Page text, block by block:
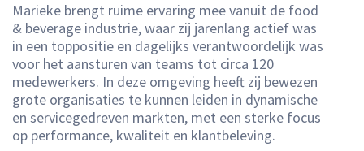
Marieke brengt ruime ervaring mee vanuit de food
& beverage industrie, waar zij jarenlang actief was
in een toppositie en dagelijks verantwoordelijk was
voor het aansturen van teams tot circa 120
medewerkers. In deze omgeving heeft zij bewezen
grote organisaties te kunnen leiden in dynamische
en servicegedreven markten, met een sterke focus
op performance, kwaliteit en klantbeleving.